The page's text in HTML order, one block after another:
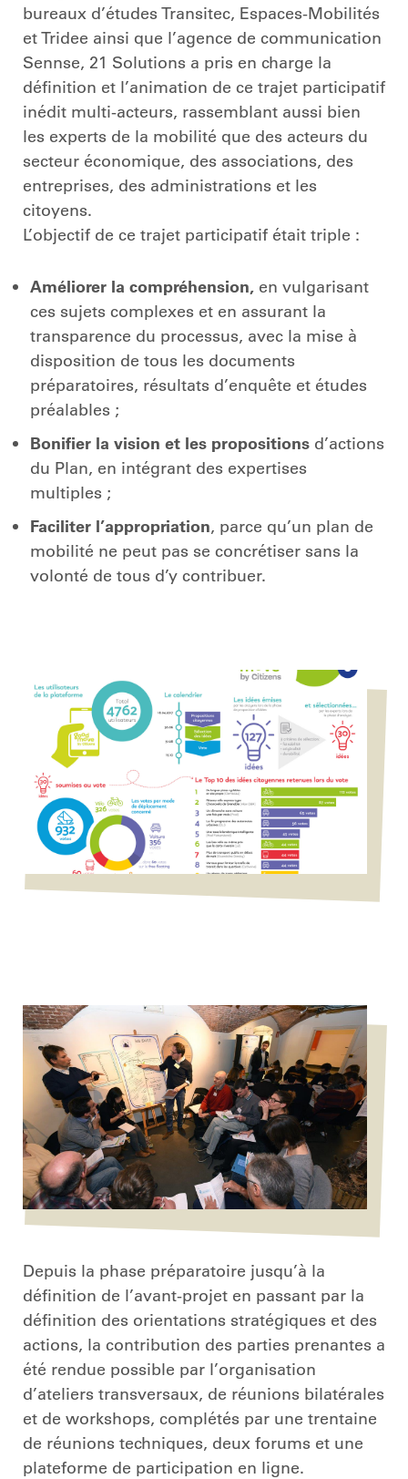
bureaux d’études Transitec, Espaces-Mobilités
et Tridee ainsi que l’agence de communication
Sennse, 21 Solutions a pris en charge la
définition et l’animation de ce trajet participatif
inédit multi-acteurs, rassemblant aussi bien
les experts de la mobilité que des acteurs du
secteur économique, des associations, des
entreprises, des administrations et les
citoyens.
L’objectif de ce trajet participatif était triple :
Améliorer la compréhension,en vulgarisant
ces sujets complexes et en assurant la
transparence du processus, avec la mise à
disposition de tous les documents
préparatoires, résultats d’enquête et études
préalables ;
Bonifier la vision et les propositionsd’actions
du Plan, en intégrant des expertises
multiples ;
Faciliter l’appropriation, parce qu’un plan de
mobilité ne peut pas se concrétiser sans la
volonté de tous d’y contribuer.
Depuis la phase préparatoire jusqu’à la
définition de l’avant-projet en passant par la
définition des orientations stratégiques et des
actions, la contribution des parties prenantes a
été rendue possible par l’organisation
d’ateliers transversaux, de réunions bilatérales
et de workshops, complétés par une trentaine
de réunions techniques, deux forums et une
plateforme de participation en ligne.